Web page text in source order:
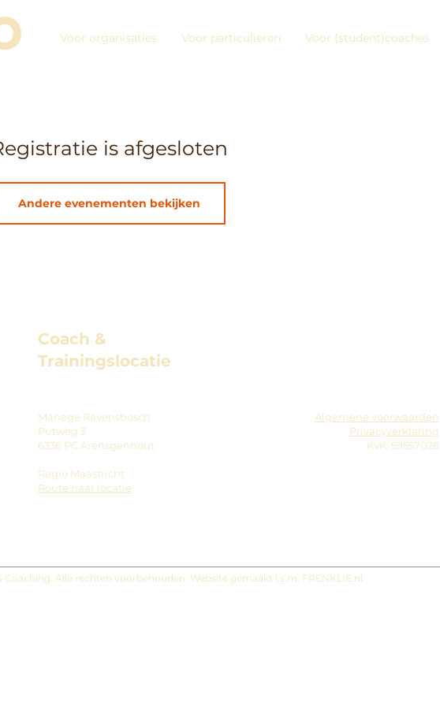
Voor organisaties Voor particulieren Voor (student)coaches
is afgesloten
Andere evenementen bekijken
Coach &
Trainingslocatie
Manege Ravensbosch
Putweg 3
6336 PC Arensgenhout
Regio Maastricht
Route naar locatie
Algemene voorwaarden
Privacyverklaring
KvK: 59557028
Coaching. Alle rechten voorbehouden. Website gemaakt i.s.m. FRENKLIE.nl